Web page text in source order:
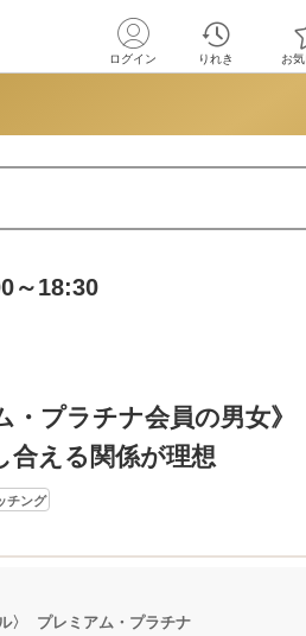
ログイン りれき お
～18:30
・プラチナ会員の男女》
合える関係が理想
チング
〉 プレミアム・プラチナ